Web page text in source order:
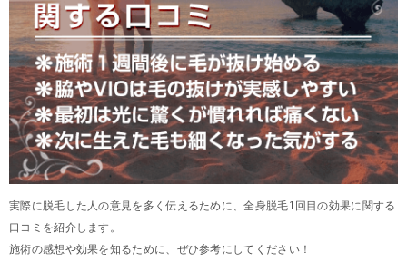
実際に脱毛した人の意見を多く伝えるために、全身脱毛1回目の効果に関する
口コミを紹介します。
施術の感想や効果を知るために、ぜひ参考にしてください！